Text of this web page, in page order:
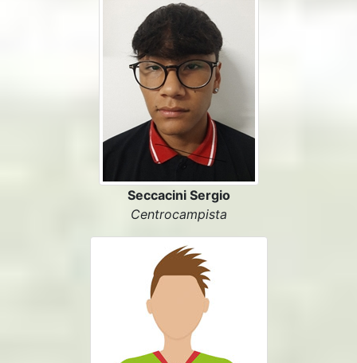
Seccacini Sergio
Centrocampista